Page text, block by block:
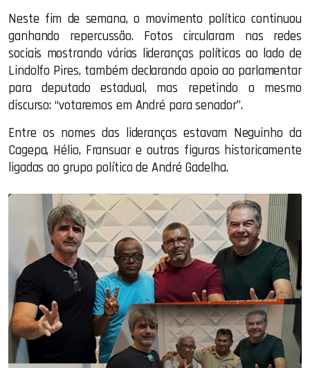
Neste fim de semana, o movimento político continuou
ganhando repercussão. Fotos circularam nas redes
sociais mostrando várias lideranças políticas ao lado de
Lindolfo Pires, também declarando apoio ao parlamentar
para deputado estadual, mas repetindo o mesmo
discurso: “votaremos em André para senador”.
Entre os nomes das lideranças estavam Neguinho da
Cagepa, Hélio, Fransuar e outras figuras historicamente
ligadas ao grupo político de André Gadelha.